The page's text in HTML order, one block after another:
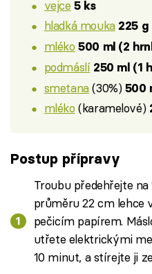
vejce 5 ks
hladká mouka 225
mléko 500 ml (2
podmáslí 250 ml (1
smetana(30%) 500
mléko (karamelové)
Postup přípravy
Troubu předehřejte
průměru 22 cm lehce
pečicím papírem.
utřete elektrickými
10 minut, a stírejte ji